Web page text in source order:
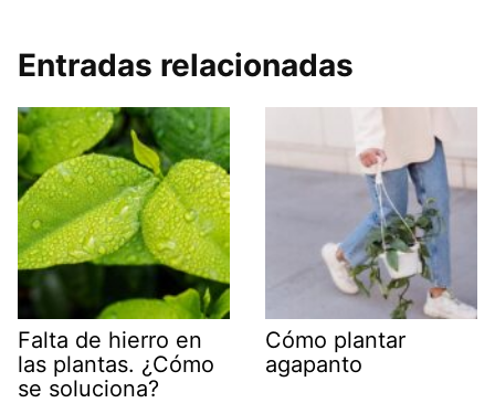
Entradas relacionadas
Falta de hierro en
las plantas. ¿Cómo
se soluciona?
Cómo plantar
agapanto